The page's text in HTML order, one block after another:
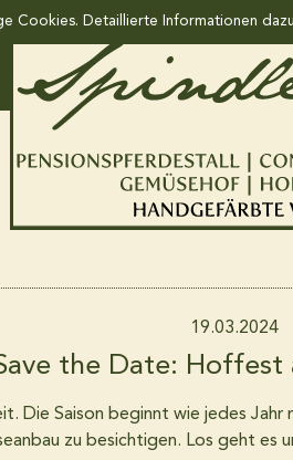
Home
Gemüsekiste und
19.03.2024
the Date: Hoffest
Die Saison beginnt wie jedes
zu besichtigen. Los geht es
Cookies. Detaillierte Informationen